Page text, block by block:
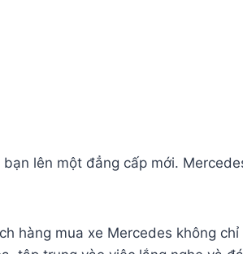
lên một đẳng cấp mới.
hàng mua xe Mercedes không